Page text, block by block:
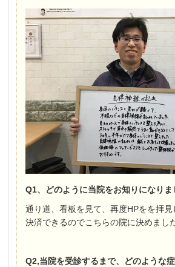
Q1、どのように当院をお知りになりま
通り道、看板を見て、再度HPをを拝見
決済できるのでこちらの院に決めました
Q2,当院を受診するまで、どのような